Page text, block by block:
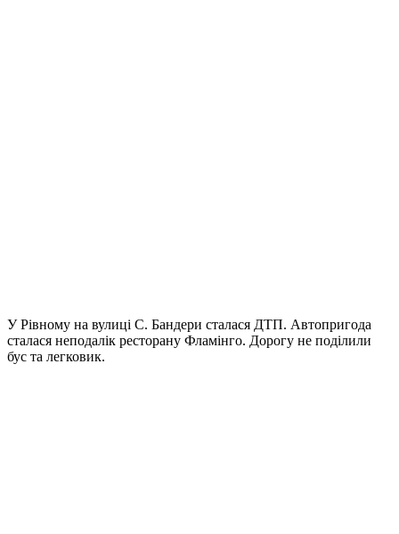
У Рівному на вулиці С. Бандери сталася ДТП. Автопригода
сталася неподалік ресторану Фламінго. Дорогу не поділили
бус та легковик.